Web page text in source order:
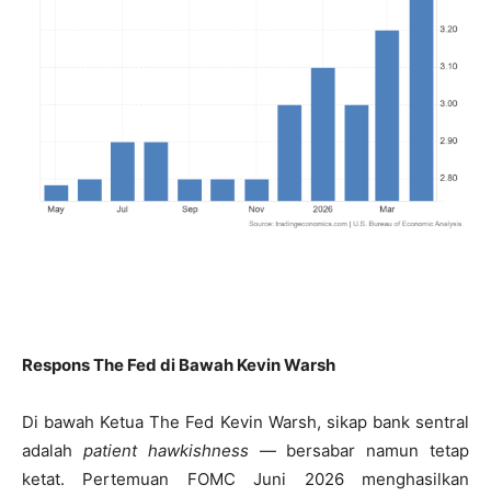
Respons The Fed di Bawah Kevin Warsh
Di bawah Ketua The Fed Kevin Warsh, sikap bank sentral
adalah patient hawkishness — bersabar namun tetap
ketat. Pertemuan FOMC Juni 2026 menghasilkan